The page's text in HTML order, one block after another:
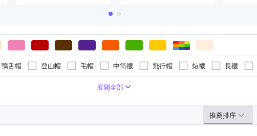
舌帽 登山帽 毛帽 中筒襪 飛行帽 短襪 長襪
聚酯纖維 棉
能量穿戴配件 耳罩
腳底加厚 / 毛巾底
25cm以上展開全部
推薦排序